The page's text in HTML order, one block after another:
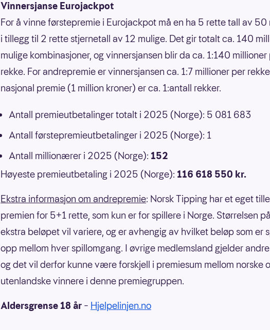
Vinnersjanse Eurojackpot
For å vinne førstepremie i Eurojackpot må en ha 5 rette tall av 50
i tillegg til 2 rette stjernetall av 12 mulige. Det gir totalt ca. 140
mulige kombinasjoner, og vinnersjansen blir da ca. 1:140 millioner
rekke. For andrepremie er vinnersjansen ca. 1:7 millioner per
nasjonal premie (1 million kroner) er ca. 1:antall rekker.
Antall premieutbetalinger totalt i 2025 (Norge): 5 081 683
Antall førstepremieutbetalinger i 2025 (Norge): 1
Antall millionærer i 2025 (Norge): 152
Høyeste premieutbetaling i 2025 (Norge): 116 618 550 kr.
Ekstra informasjon om andrepremie: Norsk Tipping har et eget
premien for 5+1 rette, som kun er for spillere i Norge. Størrelsen
ekstra beløpet vil variere, og er avhengig av hvilket beløp som er
opp mellom hver spillomgang. I øvrige medlemsland gjelder
og det vil derfor kunne være forskjell i premiesum mellom norske
utenlandske vinnere i denne premiegruppen.
Aldersgrense 18 år – Hjelpelinjen.no